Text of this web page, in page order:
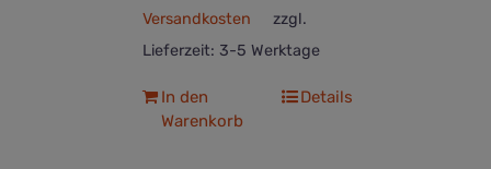
zzgl.
Versandkosten
Lieferzeit: 3-5 Werktage
In den
Warenkorb
Details